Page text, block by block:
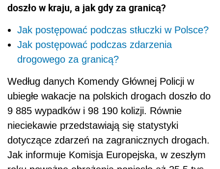
doszło w kraju, a jak gdy za granicą?
Jak postępować podczas stłuczki w Polsce?
Jak postępować podczas zdarzenia
drogowego za granicą?
Według danych Komendy Głównej Policji w
ubiegłe wakacje na polskich drogach doszło do
9 885 wypadków i 98 190 kolizji. Równie
nieciekawie przedstawiają się statystyki
dotyczące zdarzeń na zagranicznych drogach.
Jak informuje Komisja Europejska, w zeszłym